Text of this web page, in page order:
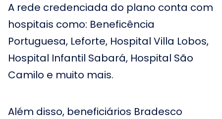
A rede credenciada do plano conta com
hospitais como: Beneficência
Portuguesa, Leforte, Hospital Villa Lobos,
Hospital Infantil Sabará, Hospital São
Camilo e muito mais.
Além disso, beneficiários Bradesco